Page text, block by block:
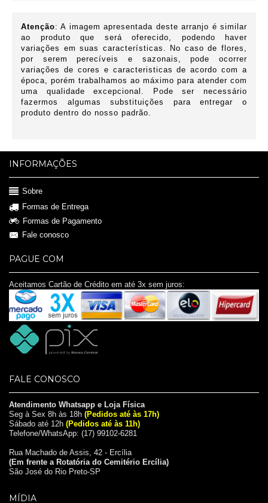
Atenção: A imagem apresentada deste arranjo é similar
ao produto que será oferecido, podendo haver
variações em suas características.
No caso de flores,
por serem perecíveis e sazonais, pode ocorrer
variações de cores e caracteristicas de acordo com a
época, porém trabalhamos ao máximo para atender com
uma qualidade excepcional. Pode ser necessário
fazermos algumas substituições para entregar o
produto dentro do nosso padrão.
INFORMAÇÕES
Sobre
Formas de Entrega
Formas de Pagamento
Fale conosco
PAGUE COM
Aceitamos Cartão de Crédito em até 3x sem juros:
FALE CONOSCO
Atendimento Whatsapp e Loja Física
Seg à Sex 8h às 18h (Pedidos até às 17h)
Sábado até 12h (Pedidos até às 11h)
Telefone/WhatsApp: (17) 99102-6281
Rua Machado de Assis, 42 - Ercília
(Em frente a Rotatória do Cemitério Ercília)
São José do Rio Preto-SP
MÍDIA